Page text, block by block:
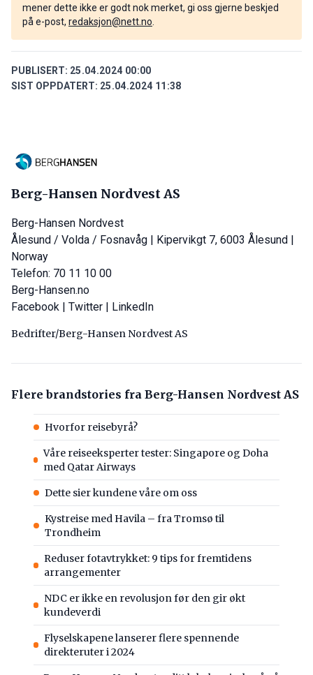
mener dette ikke er godt nok merket, gi oss gjerne beskjed
på e-post, redaksjon@nett.no
PUBLISERT: 25.04.2024 00:00
SIST OPPDATERT: 25.04.2024 11:38
Berg-Hansen Nordvest AS
Berg-Hansen Nordvest
Ålesund / Volda / Fosnavåg | Kipervikgt 7, 6003 Ålesund |
Norway
Telefon: 70 11 10 00
Berg-Hansen.no
Facebook
Twitter LinkedIn
Bedrifter/Berg-Hansen Nordvest AS
Flere brandstories fra Berg-Hansen Nordvest AS
Hvorfor reisebyrå?
Våre reiseeksperter tester: Singapore og Doha
med Qatar Airways
Dette sier kundene våre om oss
Kystreise med Havila – fra Tromsø til
Trondheim
Reduser fotavtrykket: 9 tips for fremtidens
arrangementer
NDC er ikke en revolusjon før den gir økt
kundeverdi
Flyselskapene lanserer flere spennende
direkteruter i 2024